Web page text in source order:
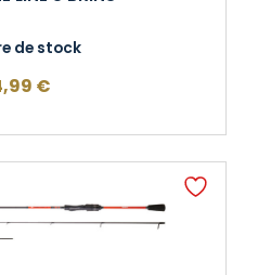
de stock
€